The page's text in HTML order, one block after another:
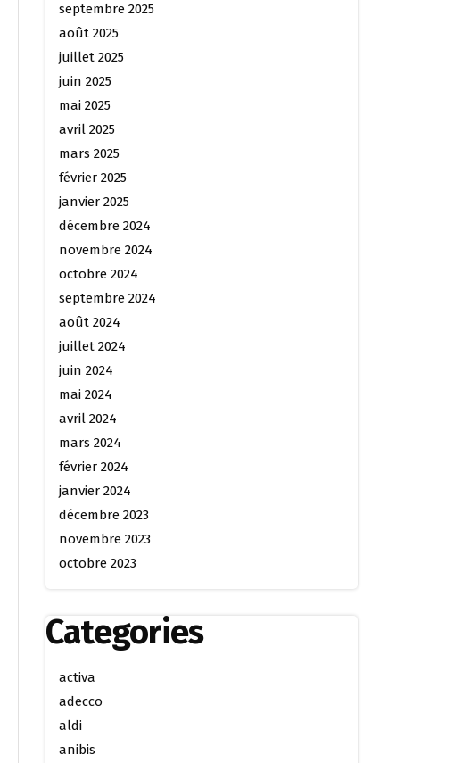
septembre 2025
août 2025
juillet 2025
juin 2025
mai 2025
avril 2025
mars 2025
février 2025
janvier 2025
décembre 2024
novembre 2024
octobre 2024
septembre 2024
août 2024
juillet 2024
juin 2024
mai 2024
avril 2024
mars 2024
février 2024
janvier 2024
décembre 2023
novembre 2023
octobre 2023
Categories
activa
adecco
aldi
anibis